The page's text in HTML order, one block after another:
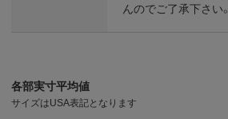
んのでご了承下さい。
各部実寸平均値
サイズはUSA表記となります